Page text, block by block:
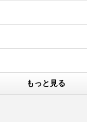
もっと見る